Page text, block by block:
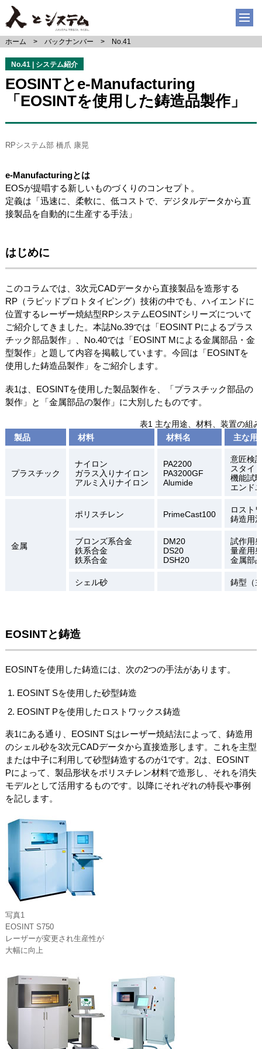
ホーム バックナンバー No.41
No.41 | システム紹介
EOSINTとe-Manufacturing
「EOSINTを使用した鋳造品製作」
RPシステム部 橋爪 康晃
e-Manufacturingとは
EOSが提唱する新しいものづくりのコンセプト。
定義は「迅速に、柔軟に、低コストで、デジタルデータから直
接製品を自動的に生産する手法」
はじめに
このコラムでは、3次元CADデータから直接製品を造形する
RP（ラピッドプロトタイピング）技術の中でも、ハイエンドに
位置するレーザー焼結型RPシステムEOSINTシリーズについて
ご紹介してきました。本誌No.39では「EOSINT Pによるプラス
チック部品製作」、No.40では「EOSINT Mによる金属部品・金
型製作」と題して内容を掲載しています。今回は「EOSINTを
使用した鋳造品製作」をご紹介します。
表1は、EOSINTを使用した製品製作を、「プラスチック部品の
製作」と「金属部品の製作」に大別したものです。
表1 主な用途、材料、装置の組
製品
材料 材料名 主な用
プラスチック
ナイロン
ガラス入りナイロン
アルミ入りナイロン
PA2200
PA3200GF
Alumide
意匠検
スタイ
機能試
エンド
金属
ポリスチレン PrimeCast100
ロスト
鋳造用
ブロンズ系合金
鉄系合金
鉄系合金
DM20
DS20
DSH20
試作用
量産用
金属部
シェル砂 鋳型（
EOSINTと鋳造
EOSINTを使用した鋳造には、次の2つの手法があります。
EOSINT Sを使用した砂型鋳造
EOSINT Pを使用したロストワックス鋳造
表1にある通り、EOSINT Sはレーザー焼結法によって、鋳造用
のシェル砂を3次元CADデータから直接造形します。これを主型
または中子に利用して砂型鋳造するのが1です。2は、EOSINT
Pによって、製品形状をポリスチレン材料で造形し、それを消失
モデルとして活用するものです。以降にそれぞれの特長や事例
を記します。
写真1
EOSINT S750
レーザーが変更され生産性が
大幅に向上